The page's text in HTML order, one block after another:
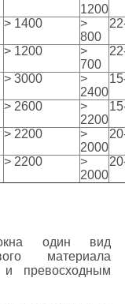
1200
> 1400
>
800
> 1200
>
700
> 3000
>
2400
> 2600
>
2200
> 2200
>
2000
> 2200
>
2000
один вид
материала
и превосходным